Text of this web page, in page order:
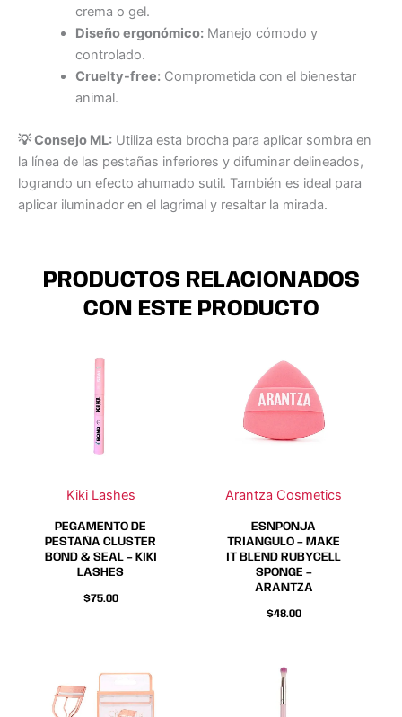
crema o gel.
Diseño ergonómico:Manejo cómodo y
controlado.
Cruelty-free:Comprometida con el bienestar
animal.
💡 Consejo ML: Utiliza esta brocha para aplicar sombra en
la línea de las pestañas inferiores y difuminar delineados,
logrando un efecto ahumado sutil. También es ideal para
aplicar iluminador en el lagrimal y resaltar la mirada.
PRODUCTOS RELACIONADOS
CON ESTE PRODUCTO
Kiki Lashes
PEGAMENTO DE
PESTAÑA CLUSTER
BOND & SEAL – KIKI
LASHES
$75.00
Arantza Cosmetics
tiene
múltiples
variantes.
Las
pueden
elegir
en
la
página
de
ESNPONJA
TRIANGULO – MAKE
IT BLEND RUBYCELL
SPONGE –
ARANTZA
$48.00
tiene
múltiples
variantes.
Las
pueden
elegir
en
la
página
de